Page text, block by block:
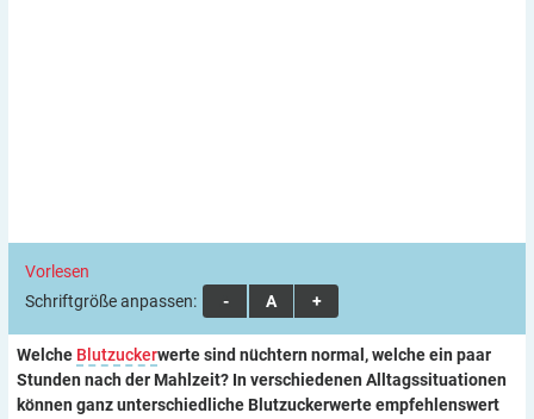
Vorlesen
Schriftgröße anpassen:
A A A
Welche Blutzuckerwerte sind nüchtern normal, welche ein paar
Stunden nach der Mahlzeit? In verschiedenen Alltagssituationen
können ganz unterschiedliche Blutzuckerwerte empfehlenswert